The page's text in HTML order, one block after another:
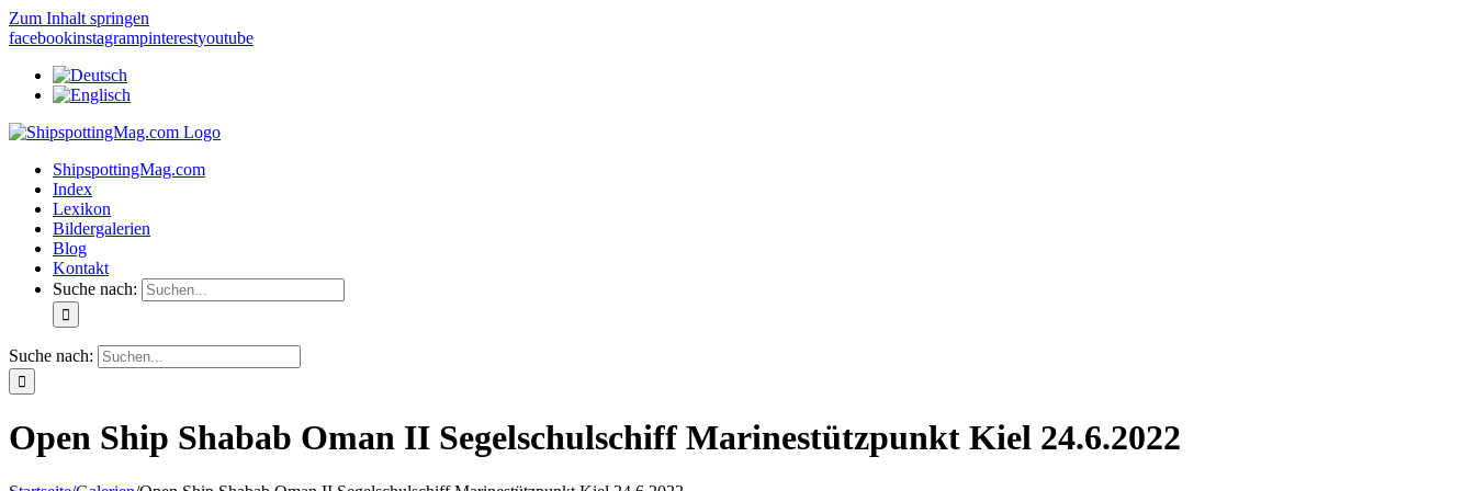
Zum Inhalt springen
facebookinstagrampinterestyoutube
ShipspottingMag.com
Index
Lexikon
Bildergalerien
Blog
Kontakt
Suche nach:
Suche nach:
Open Ship Shabab Oman II Segelschulschiff Marinestützpunkt Kiel 24.6.2022